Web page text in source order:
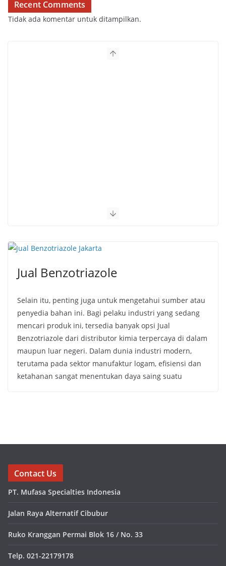
Recent Comments
Tidak ada komentar untuk ditampilkan.
Jual Benzotriazole
Selain itu, penting juga untuk mengetahui sumber atau
penyedia bahan ini. Bagi pelaku industri yang sedang
mencari produk ini, tersedia banyak opsi Jual
Benzotriazole dari distributor kimia terpercaya di dalam
maupun luar negeri. Dalam dunia industri modern,
terutama pada sektor manufaktur logam, efisiensi dan
ketahanan sangat menentukan daya saing suatu
Contact Us
PT. Mufasa Specialties Indonesia
Jalan Raya Alternatif Cibubur
Ruko Kranggan Permai Blok 16 / No. 33
Telp. 021-22179178